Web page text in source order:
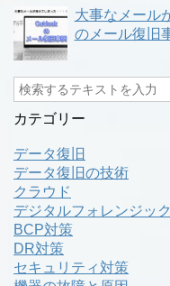
大事なメール
のメール復旧
カテゴリー
データ復旧
データ復旧の技術
クラウド
デジタルフォレンジック
BCP対策
DR対策
セキュリティ対策